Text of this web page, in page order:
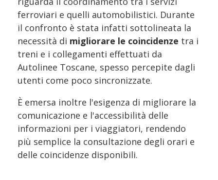
ferroviari e quelli automobilistici. Durante
il confronto è stata infatti sottolineata la
necessità di migliorare le coincidenze tra i
treni e i collegamenti effettuati da
Autolinee Toscane, spesso percepite dagli
utenti come poco sincronizzate.
È emersa inoltre l'esigenza di migliorare la
comunicazione e l'accessibilità delle
informazioni per i viaggiatori, rendendo
più semplice la consultazione degli orari e
delle coincidenze disponibili.